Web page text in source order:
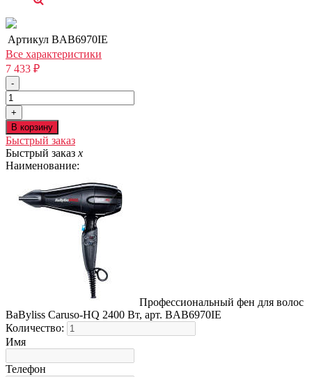
Артикул BAB6970IE
Все характеристики
7 433 ₽
-
+
В корзину
Быстрый заказ
Быстрый заказ x
Наименование:
Профессиональный фен для волос
BaByliss Caruso-HQ 2400 Вт, арт. BAB6970IE
Количество:
Имя
Телефон